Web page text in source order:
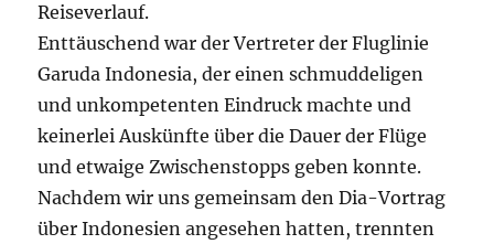
Reiseverlauf.
Enttäuschend war der Vertreter der Fluglinie
Garuda Indonesia, der einen schmuddeligen
und unkompetenten Eindruck machte und
keinerlei Auskünfte über die Dauer der Flüge
und etwaige Zwischenstopps geben konnte.
Nachdem wir uns gemeinsam den Dia-Vortrag
über Indonesien angesehen hatten, trennten